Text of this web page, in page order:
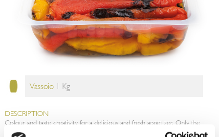
Vassoio 1 Kg
DESCRIPTION
Colour and taste creativity for a delicious and fresh appetizer. Only the
highest quality peppers are carefully selected, sliced, grilled and seasoned